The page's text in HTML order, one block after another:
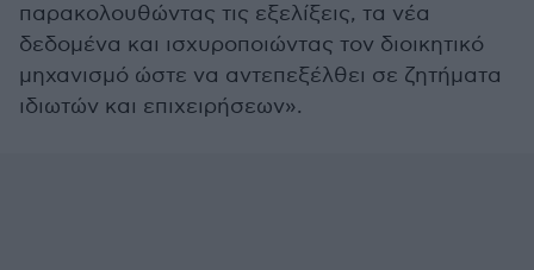
παρακολουθώντας τις εξελίξεις, τα νέα
δεδομένα και ισχυροποιώντας τον διοικητικό
μηχανισμό ώστε να αντεπεξέλθει σε ζητήματα
ιδιωτών και επιχειρήσεων».